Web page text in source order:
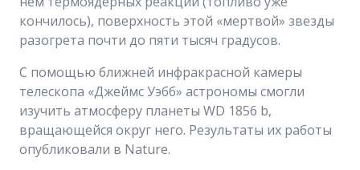
кончилось), поверхность этой «мертвой» звезды
разогрета почти до пяти тысяч градусов.
С помощью ближней инфракрасной камеры
телескопа «Джеймс Уэбб» астрономы смогли
изучить атмосферу планеты WD 1856 b,
вращающейся округ него. Результаты их работы
опубликовали в Nature.